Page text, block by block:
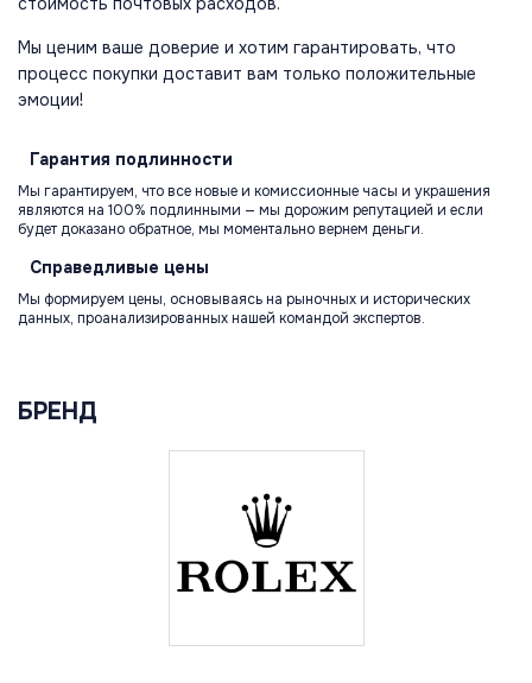
Мы ценим ваше доверие и хотим гарантировать, что
процесс покупки доставит вам только положительные
эмоции!
Гарантия подлинности
Мы гарантируем, что все новые и комиссионные часы и украшения
являются на 100% подлинными — мы дорожим репутацией и если
будет доказано обратное, мы моментально вернем деньги.
Справедливые цены
Мы формируем цены, основываясь на рыночных и исторических
данных, проанализированных нашей командой экспертов.
БРЕНД